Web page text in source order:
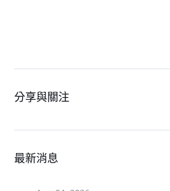
分享與關注
最新消息